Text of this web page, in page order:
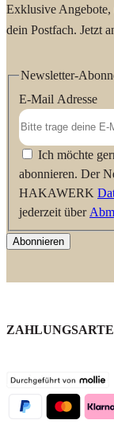
Exklusive Angebote,
dein Postfach. Jetzt
Newsletter-
E-Mail Adresse
Ich möchte
abonnieren. Der
HAKAWERK
jederzeit über
Abonnieren